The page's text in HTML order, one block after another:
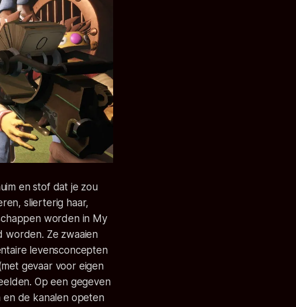
en stof dat je zou
slierterig haar,
worden in My
worden. Ze zwaaien
levensconcepten
gevaar voor eigen
Op een gegeven
de kanalen opeten